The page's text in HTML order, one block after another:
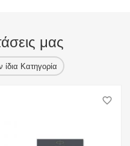
μας
ίδια Κατηγορία